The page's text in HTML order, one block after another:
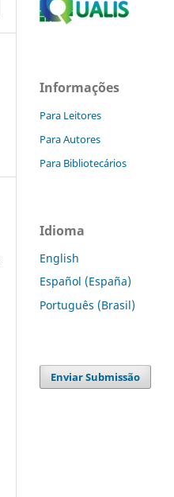
Informações
Para Leitores
Para Autores
Para Bibliotecários
Idioma
English
Español (España)
Português (Brasil)
Enviar Submissão